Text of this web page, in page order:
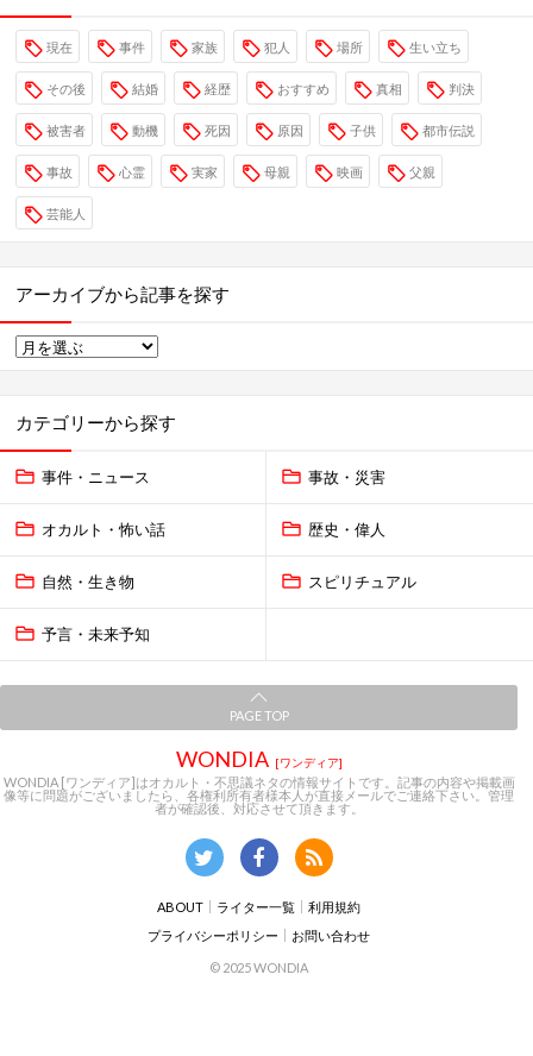
現在 事件 家族 犯人 場所 生い立ち
その後 結婚 経歴 おすすめ 真相 判決
被害者 動機 死因 原因 子供 都市伝説
事故 心霊 実家 母親 映画 父親
芸能人
アーカイブから記事を探す
カテゴリーから探す
事件・ニュース 事故・災害
オカルト・怖い話 歴史・偉人
自然・生き物 スピリチュアル
予言・未来予知
PAGE TOP
WONDIA [ワンディア]
WONDIA [ワンディア]はオカルト・不思議ネタの情報サイトです。記事の内容や掲載画
像等に問題がございましたら、各権利所有者様本人が直接メールでご連絡下さい。管理
者が確認後、対応させて頂きます。
ABOUT ライター一覧
利用規約
プライバシーポリシー
お問い合わせ
© 2025 WONDIA